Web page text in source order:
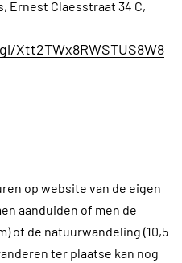
Ernest Claesstraat 34 C,
Xtt2TWx8RWSTUS8W8
op website van de eigen
aanduiden of men de
of de natuurwandeling (10,5
ter plaatse kan nog